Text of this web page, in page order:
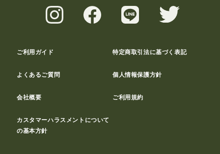
ご利用ガイド 特定商取引法に基づく表記
よくあるご質問 個人情報保護方針
会社概要 ご利用規約
カスタマーハラスメントについて
の基本方針